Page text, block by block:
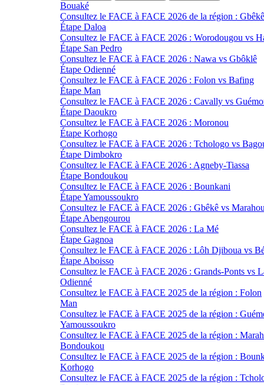
Bouaké
Consultez le FACE à FACE 2026 de la région : Gbêkê
Étape Daloa
Consultez le FACE à FACE 2026 : Worodougou vs
Étape San Pedro
Consultez le FACE à FACE 2026 : Nawa vs Gbôklê
Étape Odienné
Consultez le FACE à FACE 2026 : Folon vs Bafing
Étape Man
Consultez le FACE à FACE 2026 : Cavally vs
Étape Daoukro
Consultez le FACE à FACE 2026 : Moronou
Étape Korhogo
Consultez le FACE à FACE 2026 : Tchologo vs
Étape Dimbokro
Consultez le FACE à FACE 2026 : Agneby-Tiassa
Étape Bondoukou
Consultez le FACE à FACE 2026 : Bounkani
Étape Yamoussoukro
Consultez le FACE à FACE 2026 : Gbêkê vs
Étape Abengourou
Consultez le FACE à FACE 2026 : La Mé
Étape Gagnoa
Consultez le FACE à FACE 2026 : Lôh Djiboua vs
Étape Aboisso
Consultez le FACE à FACE 2026 : Grands-Ponts vs
Odienné
Consultez le FACE à FACE 2025 de la région : Folon
Man
Consultez le FACE à FACE 2025 de la région :
Yamoussoukro
Consultez le FACE à FACE 2025 de la région :
Bondoukou
Consultez le FACE à FACE 2025 de la région :
Korhogo
Consultez le FACE à FACE 2025 de la région :